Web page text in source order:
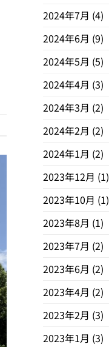
2024年7月 (4)
2024年6月 (9)
2024年5月 (5)
2024年4月 (3)
2024年3月 (2)
2024年2月 (2)
2024年1月 (2)
2023年12月 (1)
2023年10月 (1)
2023年8月 (1)
2023年7月 (2)
2023年6月 (2)
2023年4月 (2)
2023年2月 (3)
2023年1月 (3)